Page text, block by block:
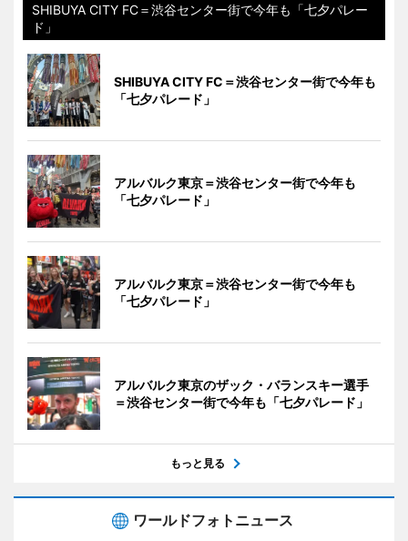
SHIBUYA CITY FC＝渋谷センター街で今年も「七夕パレー
ド」
SHIBUYA CITY FC＝渋谷センター街で今年も
「七夕パレード」
アルバルク東京＝渋谷センター街で今年も
「七夕パレード」
アルバルク東京＝渋谷センター街で今年も
「七夕パレード」
アルバルク東京のザック・バランスキー選手
＝渋谷センター街で今年も「七夕パレード」
もっと見る
ワールドフォトニュース